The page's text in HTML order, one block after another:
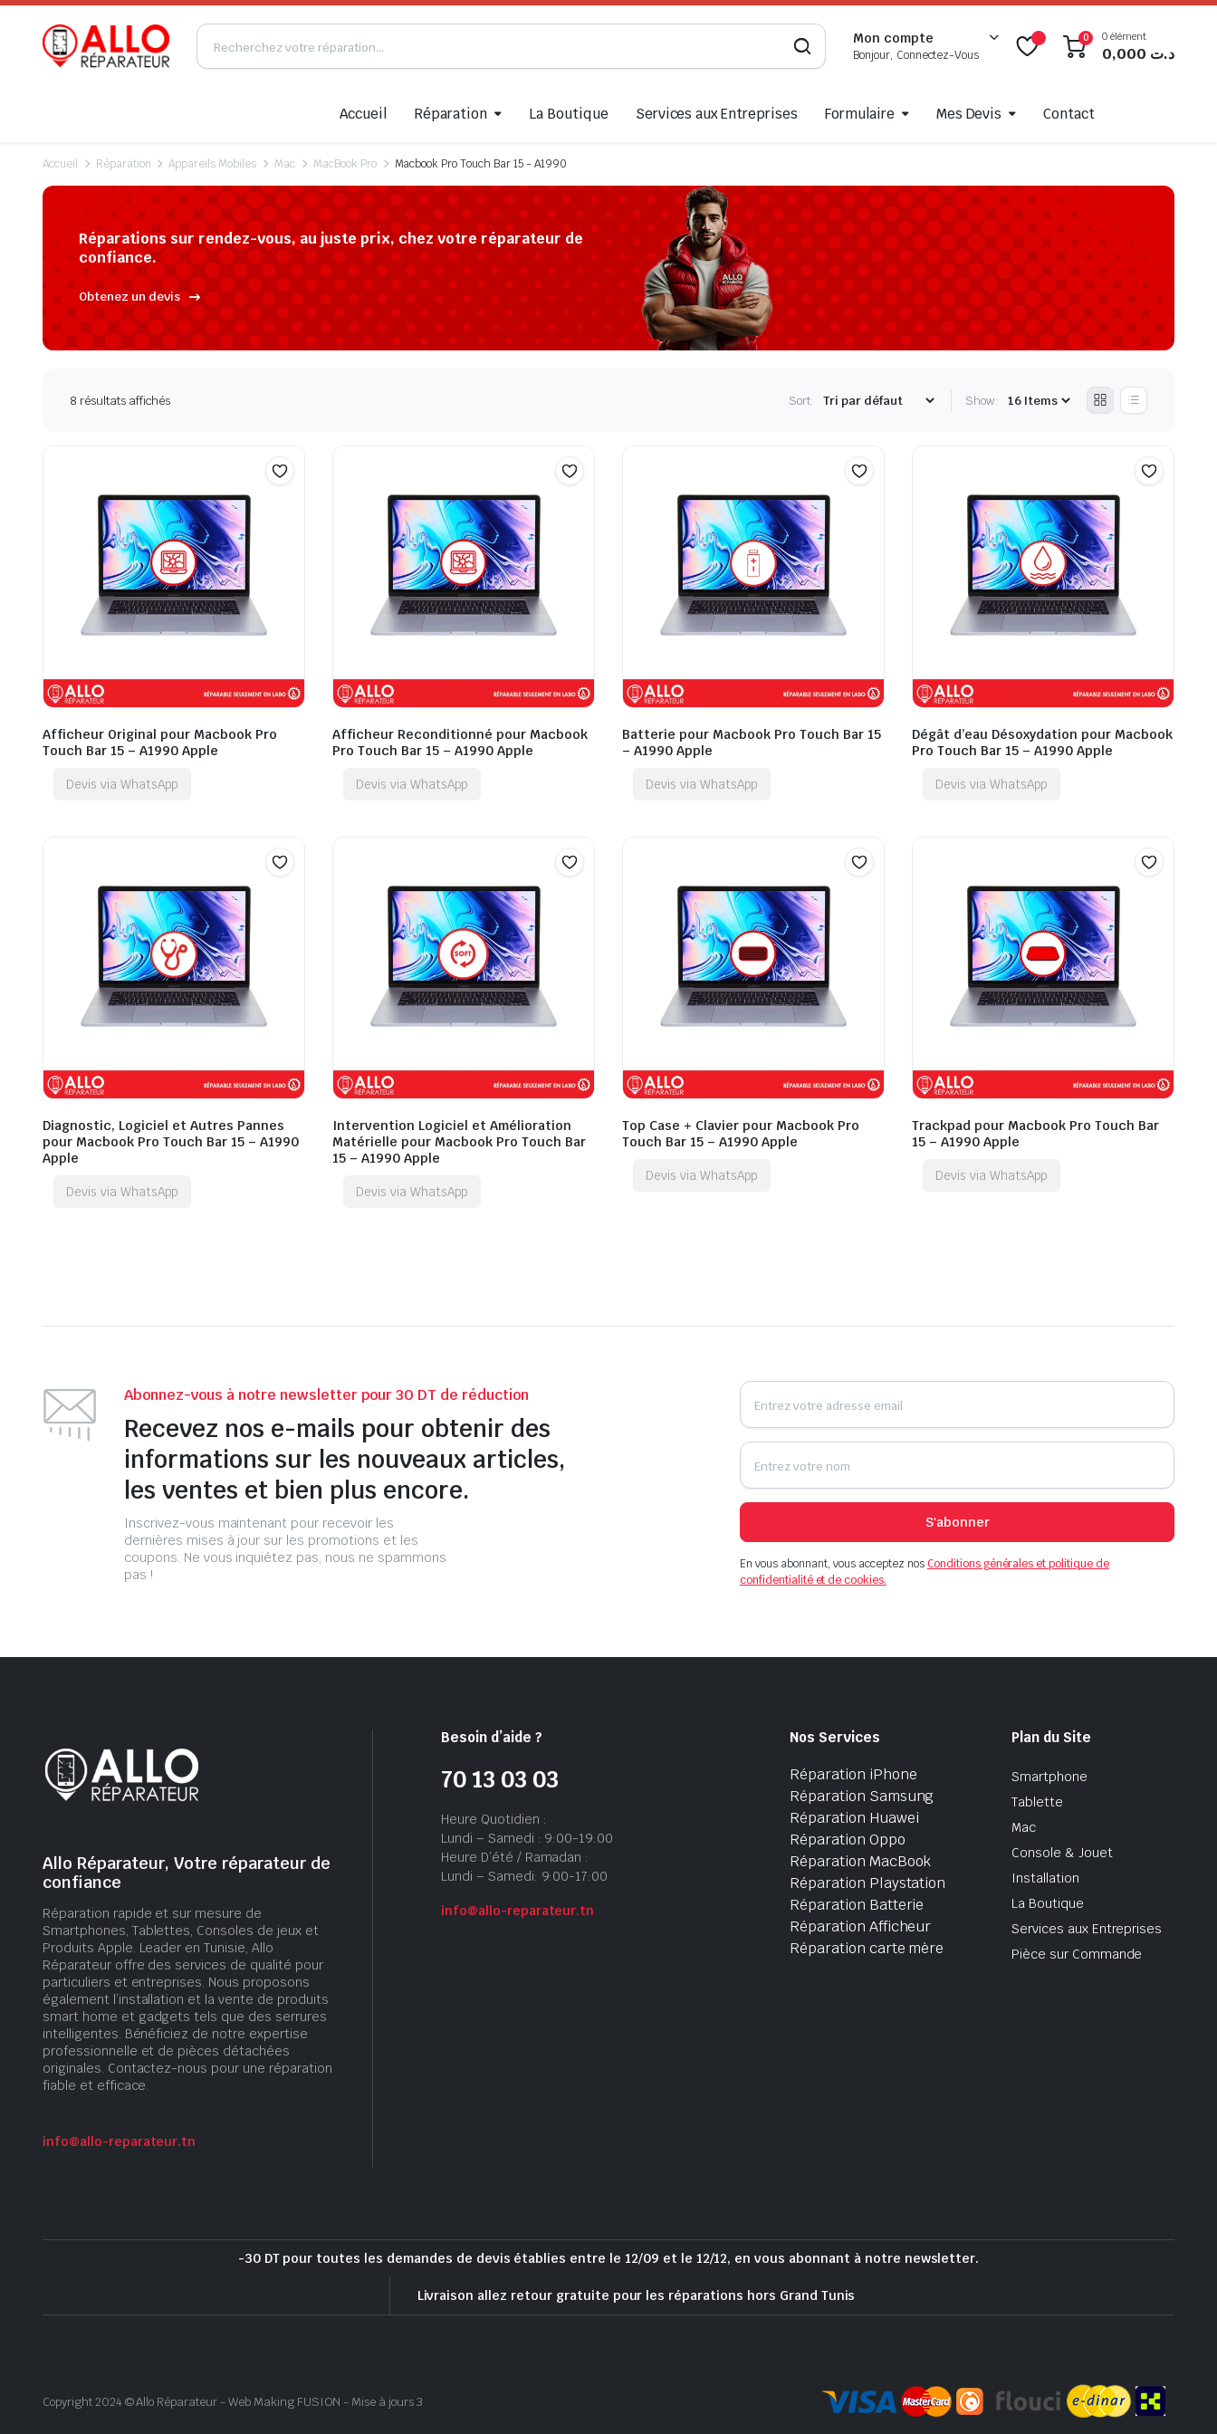
Mon compte
Bonjour, Connectez-Vous
0 0 élément
د.ت
Accueil Réparation La Boutique Services aux Entreprises Formulaire Mes Devis Contact
Accueil Réparation Appareils Mobiles Mac MacBook Pro Macbook Pro Touch Bar 15 - A1990
Réparations sur rendez-vous, au juste prix, chez votre réparateur de
confiance.
Obtenez un devis
8 résultats affichés Sort: Show:
Afficheur Original pour Macbook Pro
Touch Bar 15 – A1990 Apple
Devis via WhatsApp
Afficheur Reconditionné pour Macbook
Pro Touch Bar 15 – A1990 Apple
Devis via WhatsApp
Batterie pour Macbook Pro Touch Bar 15
– A1990 Apple
Devis via WhatsApp
Dégât d’eau Désoxydation pour Macbook
Pro Touch Bar 15 – A1990 Apple
Devis via WhatsApp
Diagnostic, Logiciel et Autres Pannes
pour Macbook Pro Touch Bar 15 – A1990
Apple
Devis via WhatsApp
Intervention Logiciel et Amélioration
Matérielle pour Macbook Pro Touch Bar
15 – A1990 Apple
Devis via WhatsApp
Top Case + Clavier pour Macbook Pro
Touch Bar 15 – A1990 Apple
Devis via WhatsApp
Trackpad pour Macbook Pro Touch Bar
15 – A1990 Apple
Devis via WhatsApp
Abonnez-vous à notre newsletter pour 30 DT de réduction
Recevez nos e-mails pour obtenir des
informations sur les nouveaux articles,
les ventes et bien plus encore.
Inscrivez-vous maintenant pour recevoir les
dernières mises à jour sur les promotions et les
coupons. Ne vous inquiétez pas, nous ne spammons
pas !
S'abonner
En vous abonnant, vous acceptez nosConditions générales et politique de
confidentialité et de cookies.
Allo Réparateur, Votre réparateur de
confiance
Réparation rapide et sur mesure de
Smartphones, Tablettes, Consoles de jeux et
Produits Apple. Leader en Tunisie, Allo
Réparateur offre des services de qualité pour
particuliers et entreprises. Nous proposons
également l’installation et la vente de produits
smart home et gadgets tels que des serrures
intelligentes. Bénéficiez de notre expertise
professionnelle et de pièces détachées
originales. Contactez-nous pour une réparation
fiable et efficace.
info@allo-reparateur.tn
Besoin d’aide ?
70 13 03 03
Heure Quotidien :
Lundi – Samedi : 9:00-19:00
Heure D’été / Ramadan :
Lundi – Samedi: 9:00-17:00
info@allo-reparateur.tn
Nos Services
Réparation iPhone
Réparation Samsung
Réparation Huawei
Réparation Oppo
Réparation MacBook
Réparation Playstation
Réparation Batterie
Réparation Afficheur
Réparation carte mère
Plan du Site
Smartphone
Tablette
Mac
Console & Jouet
Installation
La Boutique
Services aux Entreprises
Pièce sur Commande
-30 DT pour toutes les demandes de devis établies entre le 12/09 et le 12/12, en vous abonnant à notre newsletter.
Livraison allez retour gratuite pour les réparations hors Grand Tunis
Copyright 2024 © Allo Réparateur - Web Making FUSION - Mise à jours 3